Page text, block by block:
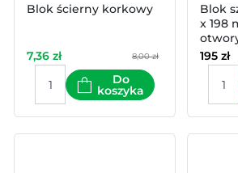
Blok ścierny korkowy
7,36 zł 8,00 zł
Do
koszyka
Blok
x 198
195 zł